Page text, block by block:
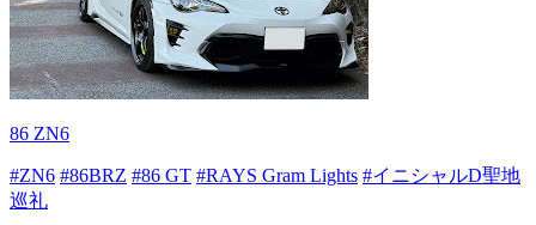
86 ZN6
#ZN6 #86BRZ #86 GT #RAYS Gram Lights #イニシャルD聖地
巡礼